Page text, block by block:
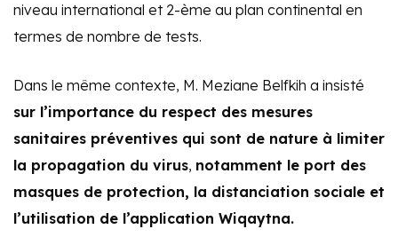
niveau international et 2-ème au plan continental en
termes de nombre de tests.
Dans le même contexte, M. Meziane Belfkih a insisté
sur l’importance du respect des mesures
sanitaires préventives qui sont de nature à limiter
la propagation du virus, notamment le port des
masques de protection, la distanciation sociale et
l’utilisation de l’application Wiqaytna.